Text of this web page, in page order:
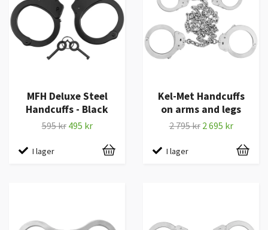
MFH Deluxe Steel
Handcuffs - Black
595 kr 495 kr
I lager
Kel-Met Handcuffs
on arms and legs
2 795 kr 2 695 kr
I lager